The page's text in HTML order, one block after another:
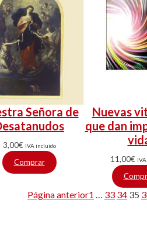
Señora de
3,00€ IVA incluido
Comprar
Nuevas
que dan
11,00€
Página anterior1 … 33 34 35